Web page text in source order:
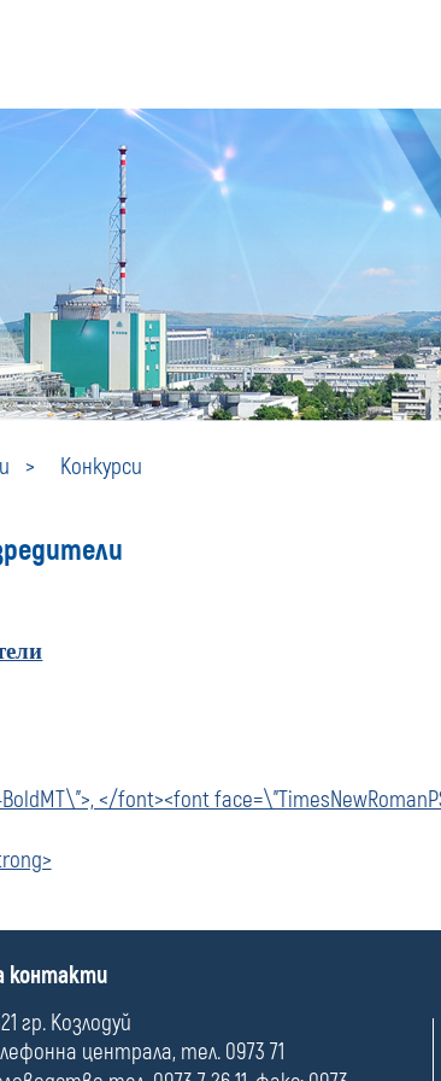
Конкурси
</font><font
контакти
гр. Козлодуй
централа, тел. 0973 71